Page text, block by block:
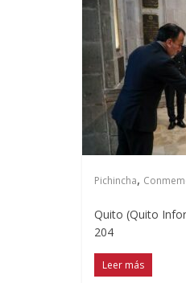
Pichincha,
Quito (Quito
204
Leer más